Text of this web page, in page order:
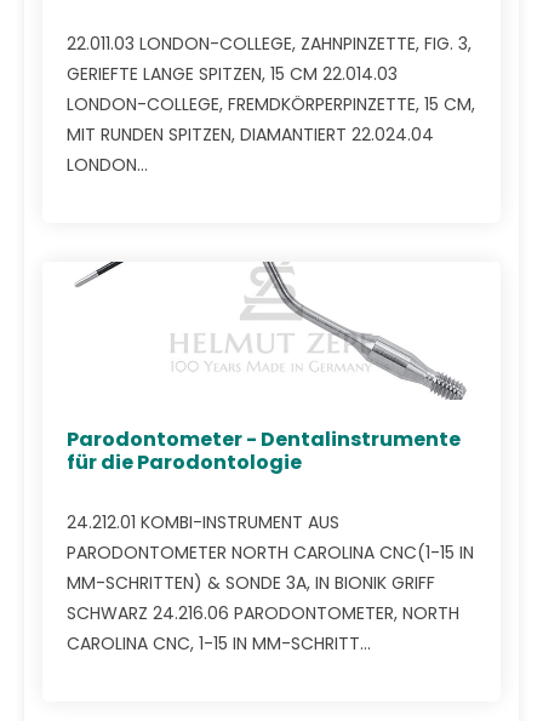
22.011.03 LONDON-COLLEGE, ZAHNPINZETTE, FIG. 3,
GERIEFTE LANGE SPITZEN, 15 CM 22.014.03
LONDON-COLLEGE, FREMDKÖRPERPINZETTE, 15 CM,
MIT RUNDEN SPITZEN, DIAMANTIERT 22.024.04
LONDON...
Parodontometer - Dentalinstrumente
für die Parodontologie
24.212.01 KOMBI-INSTRUMENT AUS
PARODONTOMETER NORTH CAROLINA CNC(1-15 IN
MM-SCHRITTEN) & SONDE 3A, IN BIONIK GRIFF
SCHWARZ 24.216.06 PARODONTOMETER, NORTH
CAROLINA CNC, 1-15 IN MM-SCHRITT...